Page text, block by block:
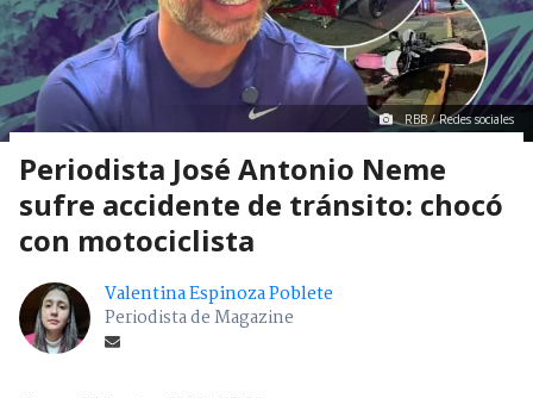
RBB / Redes sociales
Periodista José Antonio Neme
sufre accidente de tránsito: chocó
con motociclista
Valentina Espinoza Poblete
Periodista de Magazine